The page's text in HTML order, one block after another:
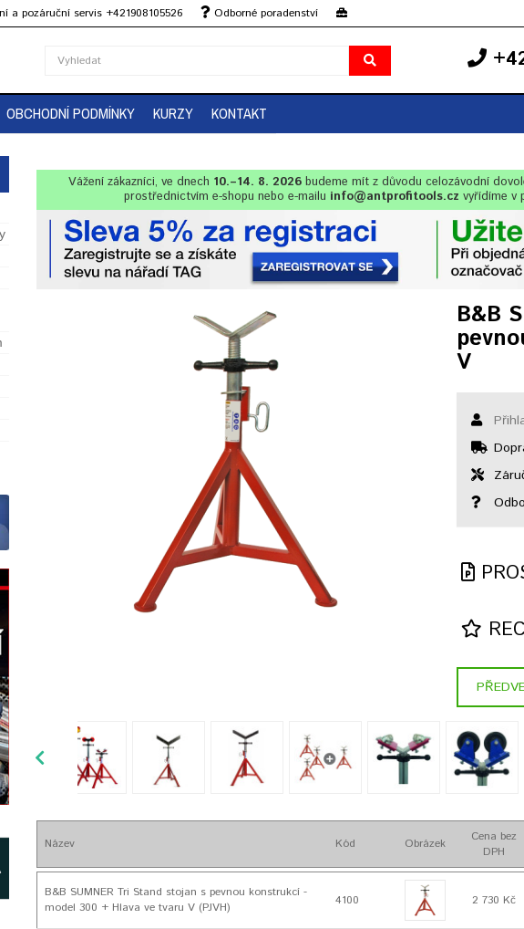
a pozáruční servis +421908105526
Odborné poradenství
OBCHODNÍ PODMÍNKY KURZY KONTAKT
Vážení zákazníci, ve dnech 10.–14. 8. 2026budeme mít z důvodu celozávodní
prostřednictvím e-shopu nebo e-mailu info@antprofitools.cz vyřídíme v
B&B
V
Název Kód Obrázek
Cena bez
DPH
B&B SUMNER Tri Stand stojan s pevnou konstrukcí -
model 300 + Hlava ve tvaru V (PJVH)
4100 2 730 Kč